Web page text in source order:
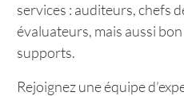
services : auditeurs, chefs
évaluateurs, mais aussi
supports.
Rejoignez une équipe